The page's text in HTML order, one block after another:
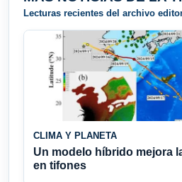
Lecturas recientes del archivo
CLIMA Y PLANETA
Un modelo híbrido mejora
en tifones